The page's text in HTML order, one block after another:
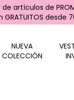
artículos de
GRATUITOS
NUEVA
COLECCIÓN